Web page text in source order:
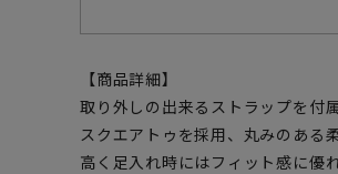
【商品詳細】
取り外しの出来るストラップを付
スクエアトゥを採用、丸みのある
高く足入れ時にはフィット感に優